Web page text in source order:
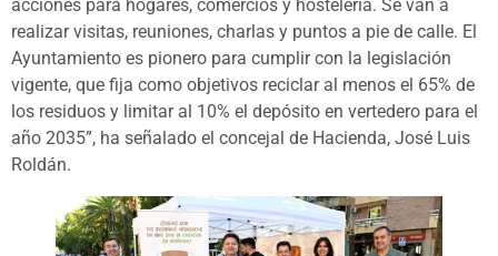
acciones para hogares, comercios y hostelería. Se van a
realizar visitas, reuniones, charlas y puntos a pie de calle. El
Ayuntamiento es pionero para cumplir con la legislación
vigente, que fija como objetivos reciclar al menos el 65% de
los residuos y limitar al 10% el depósito en vertedero para el
año 2035”, ha señalado el concejal de Hacienda, José Luis
Roldán.